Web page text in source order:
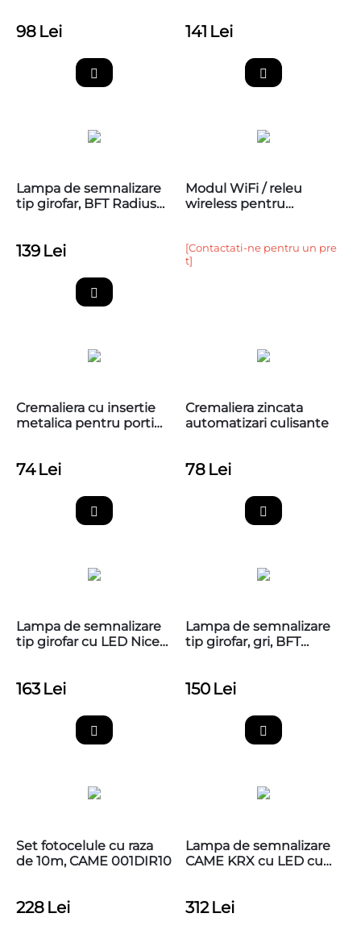
98 Lei
si bariere
141 Lei
Lampa de semnalizare
tip girofar, BFT Radius
139 Lei
Modul WiFi / releu
wireless pentru
[Contactati-ne pentru un pre
t]
Cremaliera cu insertie
metalica pentru porti
74 Lei
Cremaliera zincata
automatizari culisante
78 Lei
Lampa de semnalizare
tip girofar cu LED Nice
163 Lei
Lampa de semnalizare
tip girofar, gri, BFT
150 Lei
Set fotocelule cu raza
de 10m, CAME 001DIR10
228 Lei
Lampa de semnalizare
CAME KRX cu LED cu
312 Lei